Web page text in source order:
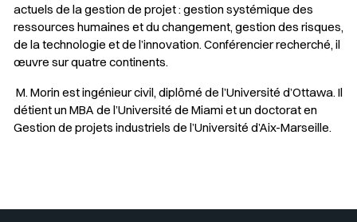
actuels de la gestion de projet : gestion systémique des
ressources humaines et du changement, gestion des risques,
de la technologie et de l’innovation. Conférencier recherché, il
œuvre sur quatre continents.
M. Morin est ingénieur civil, diplômé de l’Université d’Ottawa. Il
détient un MBA de l’Université de Miami et un doctorat en
Gestion de projets industriels de l’Université d’Aix-Marseille.